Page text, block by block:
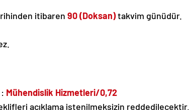
itibaren 90 (Doksan)takvim günüdür.
Mühendislik Hizmetleri/0,72
açıklama istenilmeksizin reddedilecektir.